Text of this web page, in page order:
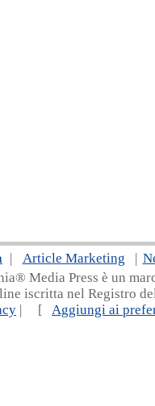
| Article Marketing |
Media Press è un
iscritta nel Registro
| [ Aggiungi ai